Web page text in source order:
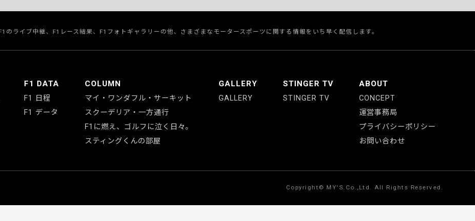
のライブ中継、F1レース結果、F1フォトギャラリーの他、さまざまなモータースポーツに関する情報をいち早く配信します。
F1 DATA
F1 日程
F1 データ
COLUMN
マイ・ワンダフル・サーキット
スクーデリア・一方通行
F1に燃え、ゴルフに泣く日々。
スティングくんの部屋
GALLERY
GALLERY
STINGER TV
STINGER TV
ABOUT
CONCEPT
運営事務局
プライバシーポリシー
お問い合わせ
Copyright© MY'S.Co.,Ltd. All Rights Reserved.